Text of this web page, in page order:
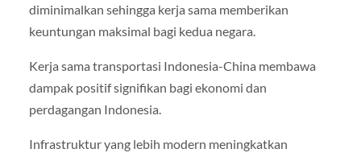
diminimalkan sehingga kerja sama memberikan
keuntungan maksimal bagi kedua negara.
Kerja sama transportasi Indonesia-China membawa
dampak positif signifikan bagi ekonomi dan
perdagangan Indonesia.
Infrastruktur yang lebih modern meningkatkan